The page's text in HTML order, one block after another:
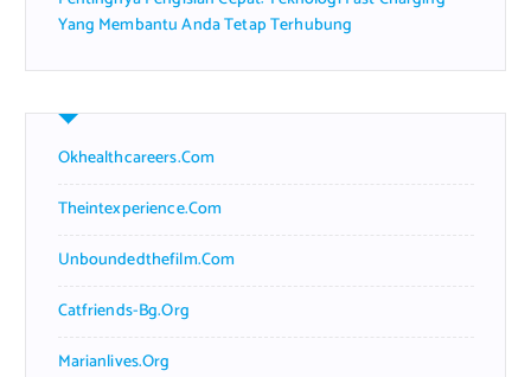
Yang Membantu Anda Tetap Terhubung
Okhealthcareers.com
Theintexperience.com
Unboundedthefilm.com
Catfriends-Bg.org
Marianlives.org